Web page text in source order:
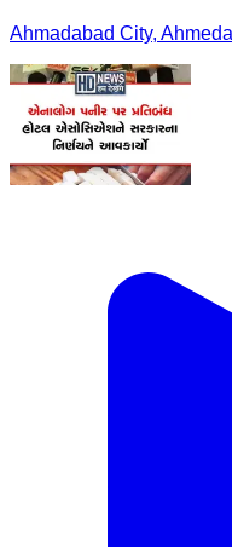
Ahmadabad City,